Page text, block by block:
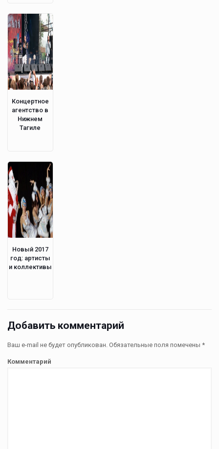
Концертное
агентство в
Нижнем
Тагиле
Новый 2017
год: артисты
и коллективы
Добавить комментарий
Ваш e-mail не будет опубликован. Обязательные поля помечены *
Комментарий